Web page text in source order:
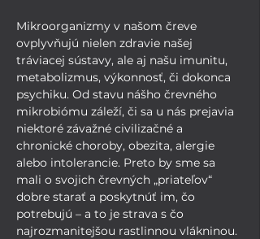
Mikroorganizmy v našom čreve
ovplyvňujú nielen zdravie našej
tráviacej sústavy, ale aj našu imunitu,
metabolizmus, výkonnosť, či dokonca
psychiku. Od stavu nášho črevného
mikrobiómu záleží, či sa u nás prejavia
niektoré závažné civilizačné a
chronické choroby, obezita, alergie
alebo intolerancie. Preto by sme sa
mali o svojich črevných „priateľov“
dobre starať a poskytnúť im, čo
potrebujú – a to je strava s čo
najrozmanitejšou rastlinnou vlákninou.